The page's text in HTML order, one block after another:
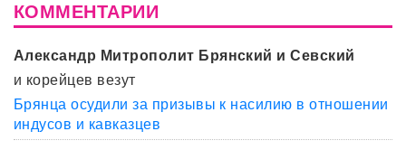
КОММЕНТАРИИ
Александр Митрополит Брянский и Севский
и корейцев везут
Брянца осудили за призывы к насилию в отношении
индусов и кавказцев